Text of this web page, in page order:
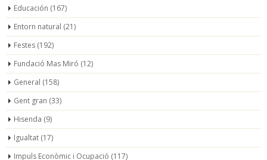
Educación (167)
Entorn natural (21)
Festes (192)
Fundació Mas Miró (12)
General (158)
Gent gran (33)
Hisenda (9)
Igualtat (17)
Impuls Econòmic i Ocupació (117)